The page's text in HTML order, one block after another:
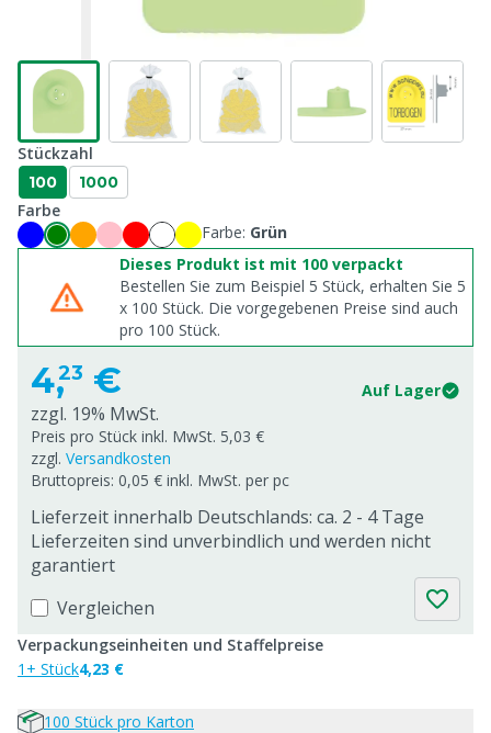
Stückzahl
100 1000
Farbe
Farbe: Grün
Dieses Produkt ist mit 100 verpackt
Bestellen Sie zum Beispiel 5 Stück, erhalten Sie 5
x 100 Stück. Die vorgegebenen Preise sind auch
pro 100 Stück.
4,23 € Auf Lager
zzgl. 19% MwSt.
Preis pro Stück inkl. MwSt. 5,03 €
zzgl. Versandkosten
Bruttopreis: 0,05 € inkl. MwSt. per pc
Lieferzeit innerhalb Deutschlands: ca. 2 - 4 Tage
Lieferzeiten sind unverbindlich und werden nicht
garantiert
Vergleichen
Verpackungseinheiten und Staffelpreise
1+ Stück4,23 €
100 Stück pro Karton